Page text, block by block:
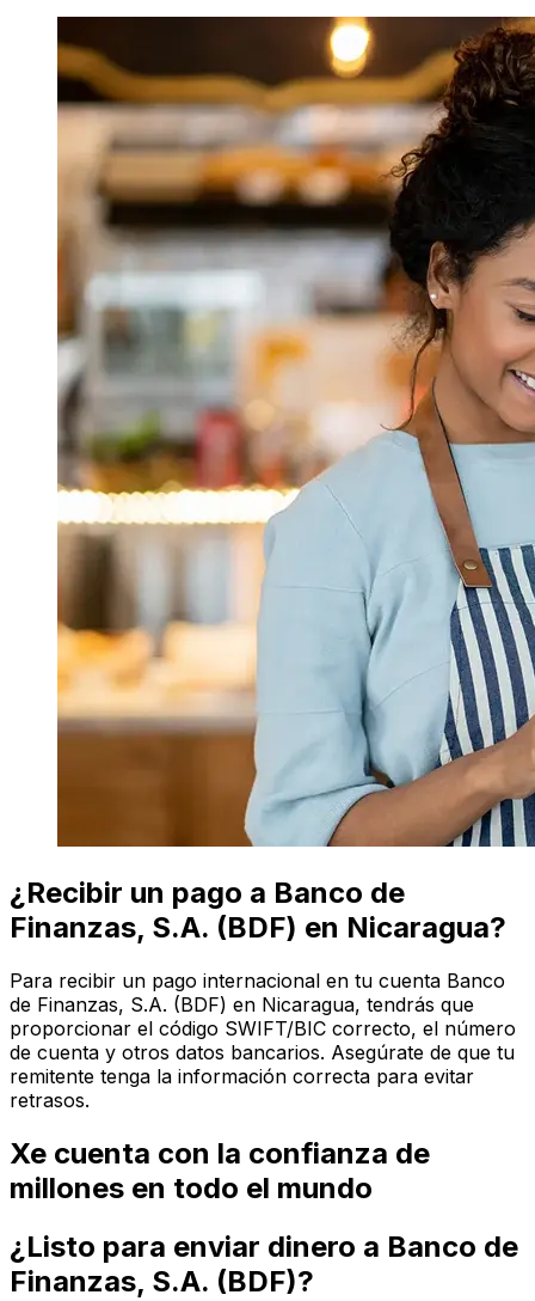
¿Recibir un pago a Banco de
Finanzas, S.A. (BDF) en Nicaragua?
Para recibir un pago internacional en tu cuenta Banco
de Finanzas, S.A. (BDF) en Nicaragua, tendrás que
proporcionar el código SWIFT/BIC correcto, el número
de cuenta y otros datos bancarios. Asegúrate de que tu
remitente tenga la información correcta para evitar
retrasos.
Xe cuenta con la confianza de
millones en todo el mundo
¿Listo para enviar dinero a Banco de
Finanzas, S.A. (BDF)?